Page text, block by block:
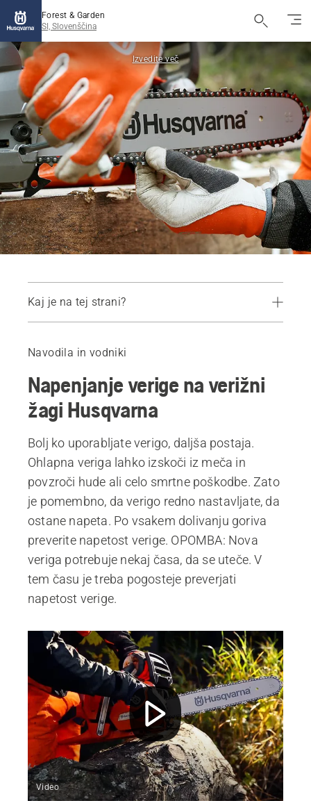
Forest & Garden
SI, Slovenščina
Izvedite več
Kaj je na tej strani?
Verige za verižne žage
Navodila in vodniki
Napenjanje verige na verižni
žagi Husqvarna
Bolj ko uporabljate verigo, daljša postaja.
Ohlapna veriga lahko izskoči iz meča in
povzroči hude ali celo smrtne poškodbe. Zato
je pomembno, da verigo redno nastavljate, da
ostane napeta. Po vsakem dolivanju goriva
preverite napetost verige. OPOMBA: Nova
veriga potrebuje nekaj časa, da se uteče. V
tem času je treba pogosteje preverjati
napetost verige.
Video